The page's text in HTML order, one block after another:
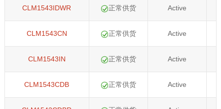
CLM1543IDWR
CLM1543CN
CLM1543IN
CLM1543CDB
正常供货
正常供货
正常供货
正常供货
Active
Active
Active
Active